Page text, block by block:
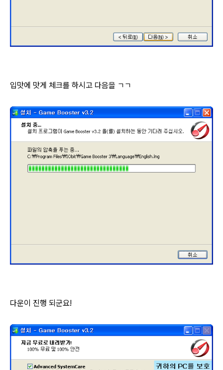
입맛에 맛게 체크를 하시고 다음을 ㄱㄱ
다운이 진행 되군요!